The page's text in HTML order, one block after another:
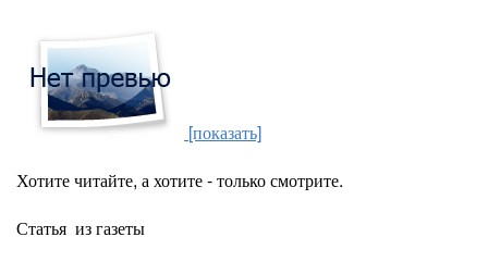
[показать]
Хотите читайте, а хотите - только смотрите.
Статья из газеты